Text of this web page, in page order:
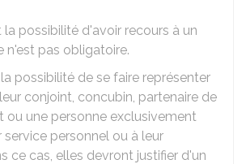
la possibilité d'avoir recours à un
n'est pas obligatoire.
possibilité de se faire représenter
conjoint, concubin, partenaire de
ou une personne exclusivement
service personnel ou à leur
ce cas, elles devront justifier d'un